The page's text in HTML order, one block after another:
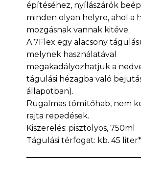
építéséhez, nyílászárók
minden olyan helyre, ahol a
mozgásnak vannak kitéve.
A 7Flex egy alacsony
melynek használatával
megakadályozhatjuk a
tágulási hézagba való
állapotban).
Rugalmas tömítőhab, nem
rajta repedések.
Kiszerelés: pisztolyos, 750ml
Tágulási térfogat: kb. 45 liter*